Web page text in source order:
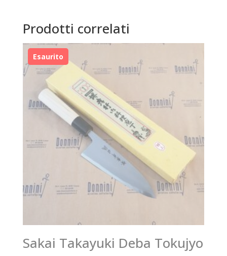
Prodotti correlati
Sakai Takayuki Deba Tokujyo